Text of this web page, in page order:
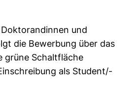
und
die Bewerbung über das
grüne Schaltfläche
als Student/-